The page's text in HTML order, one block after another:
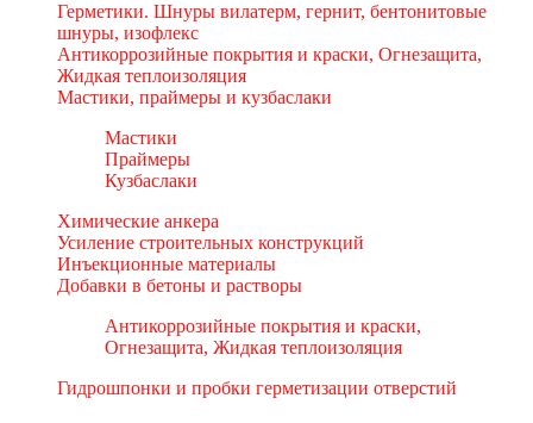
Герметики. Шнуры вилатерм, гернит, бентонитовые
шнуры, изофлекс
Антикоррозийные покрытия и краски, Огнезащита,
Жидкая теплоизоляция
Мастики, праймеры и кузбаслаки
Мастики
Праймеры
Кузбаслаки
Химические анкера
Усиление строительных конструкций
Инъекционные материалы
Добавки в бетоны и растворы
Антикоррозийные покрытия и краски,
Огнезащита, Жидкая теплоизоляция
Гидрошпонки и пробки герметизации отверстий